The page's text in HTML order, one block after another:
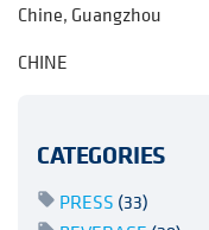
Chine, Guangzhou
CHINE
CATEGORIES
PRESS (33)